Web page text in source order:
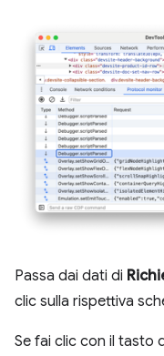
Passa dai dati di
clic sulla rispettiva
Se fai clic con il tasto